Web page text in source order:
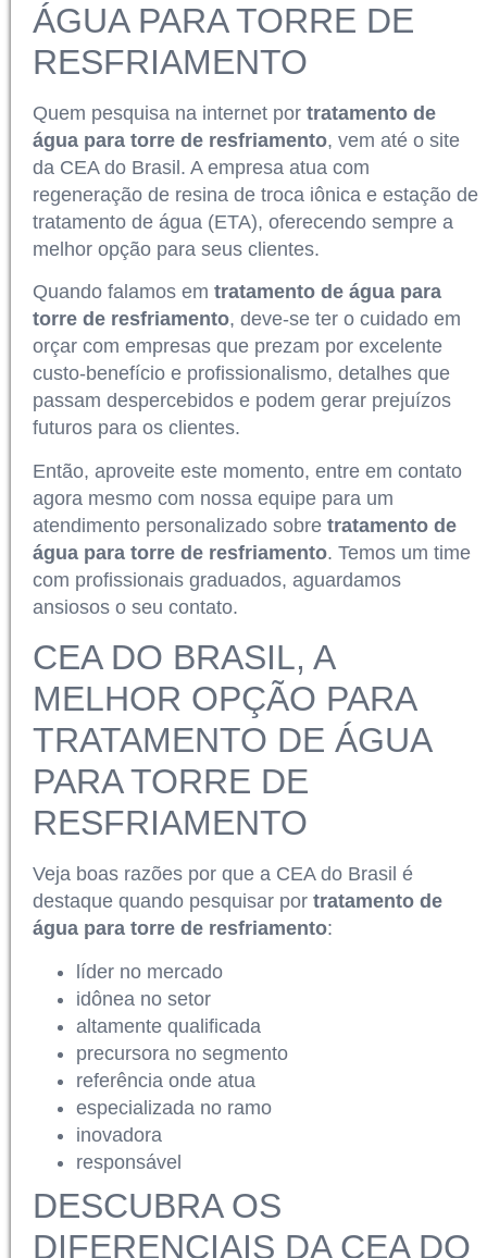
ÁGUA PARA TORRE DE
RESFRIAMENTO
Quem pesquisa na internet por tratamento de
água para torre de resfriamento, vem até o site
da CEA do Brasil. A empresa atua com
regeneração de resina de troca iônica e estação de
tratamento de água (ETA), oferecendo sempre a
melhor opção para seus clientes.
Quando falamos em tratamento de água para
torre de resfriamento, deve-se ter o cuidado em
orçar com empresas que prezam por excelente
custo-benefício e profissionalismo, detalhes que
passam despercebidos e podem gerar prejuízos
futuros para os clientes.
Então, aproveite este momento, entre em contato
agora mesmo com nossa equipe para um
atendimento personalizado sobre tratamento de
água para torre de resfriamento. Temos um time
com profissionais graduados, aguardamos
ansiosos o seu contato.
CEA DO BRASIL, A
MELHOR OPÇÃO PARA
TRATAMENTO DE ÁGUA
PARA TORRE DE
RESFRIAMENTO
Veja boas razões por que a CEA do Brasil é
destaque quando pesquisar por tratamento de
água para torre de resfriamento:
líder no mercado
idônea no setor
altamente qualificada
precursora no segmento
referência onde atua
especializada no ramo
inovadora
responsável
DESCUBRA OS
DIFERENCIAIS DA CEA DO